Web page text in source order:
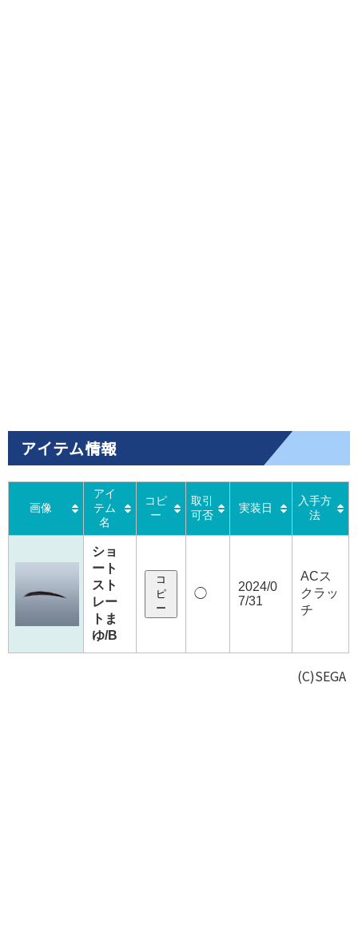
アイテム情報
画像
アイ
テム
名
コピ
ー
取引
可否
実装日
入手方
法
ショ
ート
スト
レー
トま
ゆ/B
コ
ピ
ー
◯
2024/0
7/31
ACス
クラッ
チ
(C)SEGA